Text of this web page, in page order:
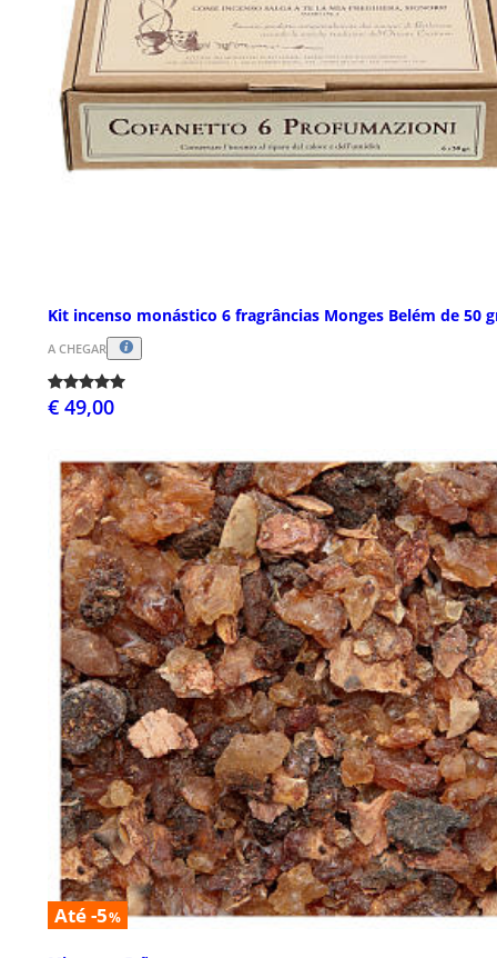
Kit incenso monástico 6 fragrâncias Monges Belém de 50
A CHEGAR
€ 49,00
Até -5%